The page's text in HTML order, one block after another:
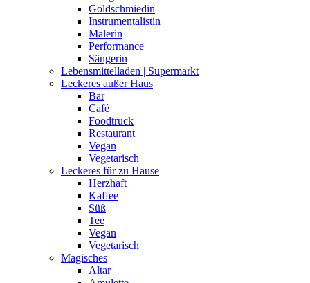
Goldschmiedin
Instrumentalistin
Malerin
Performance
Sängerin
Lebensmittelladen | Supermarkt
Leckeres außer Haus
Bar
Café
Foodtruck
Restaurant
Vegan
Vegetarisch
Leckeres für zu Hause
Herzhaft
Kaffee
Süß
Tee
Vegan
Vegetarisch
Magisches
Altar